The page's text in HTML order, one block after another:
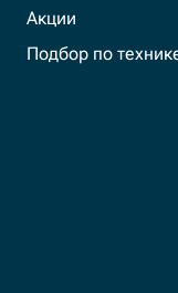
Акции
Подбор по